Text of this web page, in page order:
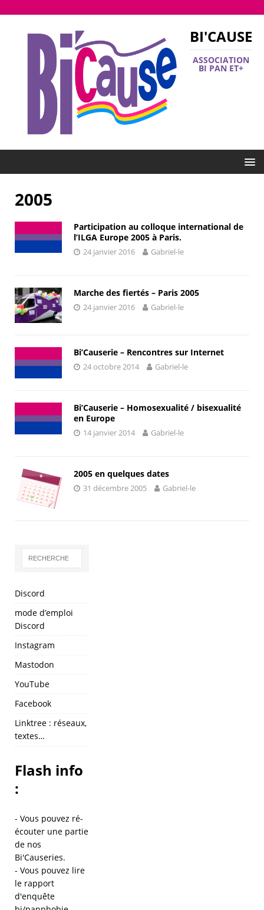
BI'CAUSE
ASSOCIATION
BI PAN ET+
2005
Participation au colloque international de
l’ILGA Europe 2005 à Paris.
24 janvier 2016 Gabriel-le
Marche des fiertés – Paris 2005
24 janvier 2016 Gabriel-le
Bi’Causerie – Rencontres sur Internet
24 octobre 2014 Gabriel-le
Bi’Causerie – Homosexualité / bisexualité
en Europe
14 janvier 2014 Gabriel-le
2005 en quelques dates
31 décembre 2005 Gabriel-le
Discord
mode d’emploi
Discord
Instagram
Mastodon
YouTube
Facebook
Linktree : réseaux,
textes…
Flash info
:
- Vous pouvez ré-
écouter une partie
de nos
Bi'Causeries.
- Vous pouvez lire
le rapport
d'enquête